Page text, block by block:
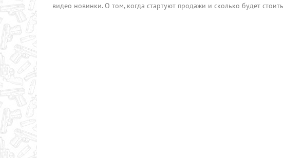
видео новинки. О том, когда стартуют продажи и сколько будет